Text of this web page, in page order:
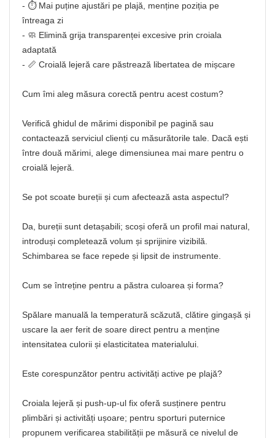
- ⏱️ Mai puține ajustări pe plajă, menține poziția pe
întreaga zi
- 🧼 Elimină grija transparenței excesive prin croiala
adaptată
- 📏 Croială lejeră care păstrează libertatea de mișcare
Cum îmi aleg măsura corectă pentru acest costum?
Verifică ghidul de mărimi disponibil pe pagină sau
contactează serviciul clienți cu măsurătorile tale. Dacă ești
între două mărimi, alege dimensiunea mai mare pentru o
croială lejeră.
Se pot scoate bureții și cum afectează asta aspectul?
Da, bureții sunt detașabili; scoși oferă un profil mai natural,
introduși completează volum și sprijinire vizibilă.
Schimbarea se face repede și lipsit de instrumente.
Cum se întreține pentru a păstra culoarea și forma?
Spălare manuală la temperatură scăzută, clătire gingașă și
uscare la aer ferit de soare direct pentru a menține
intensitatea culorii și elasticitatea materialului.
Este corespunzător pentru activități active pe plajă?
Croiala lejeră și push-up-ul fix oferă susținere pentru
plimbări și activități ușoare; pentru sporturi puternice
propunem verificarea stabilității pe măsură ce nivelul de